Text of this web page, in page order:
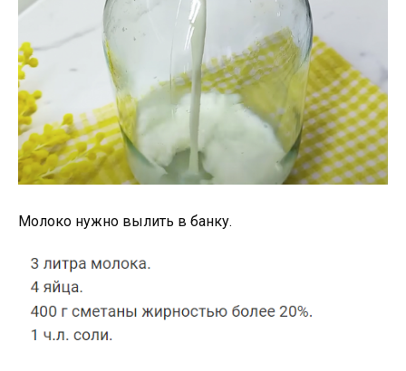
Молоко нужно вылить в банку.